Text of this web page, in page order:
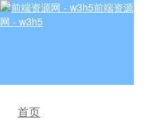
前端资源
网 - w3h5
首页